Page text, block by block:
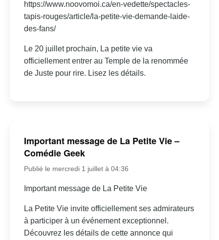
https://www.noovomoi.ca/en-vedette/spectacles-
tapis-rouges/article/la-petite-vie-demande-laide-
des-fans/
Le 20 juillet prochain, La petite vie va
officiellement entrer au Temple de la renommée
de Juste pour rire. Lisez les détails.
Important message de La Petite Vie –
Comédie Geek
Publié le mercredi 1 juillet à 04:36
Important message de La Petite Vie
La Petite Vie invite officiellement ses admirateurs
à participer à un événement exceptionnel.
Découvrez les détails de cette annonce qui